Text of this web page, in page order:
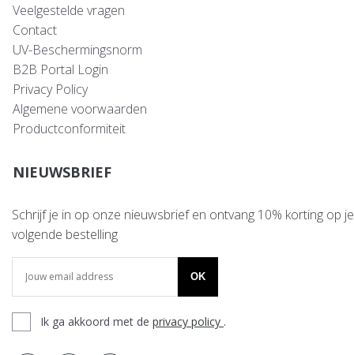
Veelgestelde vragen
Contact
UV-Beschermingsnorm
B2B Portal Login
Privacy Policy
Algemene voorwaarden
Productconformiteit
NIEUWSBRIEF
Schrijf je in op onze nieuwsbrief en ontvang 10% korting op je
volgende bestelling
OK
Ik ga akkoord met de privacy policy .